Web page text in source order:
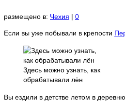
размещено в: Чехия | 0
Если вы уже побывали в крепости
Здесь можно узнать, как
обрабатывали лён
Вы ездили в детстве летом в